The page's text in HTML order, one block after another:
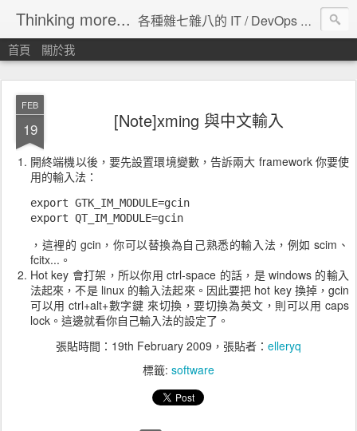
Thinking more... 各種雜七雜八的 IT / DevOps 工具 / 程式設計 / 雲端服務分享。
首頁 關於我
FEB
19 [Note]xming 與中文輸入
開終端機以後，要先設置環境變數，告訴兩大 framework 你要使
用的輸入法：
export GTK_IM_MODULE=gcin
export QT_IM_MODULE=gcin
，這裡的 gcin，你可以替換為自己熟悉的輸入法，例如 scim、
fcitx...。
Hot key 會打架，所以你用 ctrl-space 的話，是 windows 的輸入
法起來，不是 linux 的輸入法起來。因此要把 hot key 換掉，gcin
可以用 ctrl+alt+數字鍵 來切換，要切換為英文，則可以用 caps
lock。這邊就看你自己輸入法的設定了。
張貼時間： 19th February 2009 ，張貼者： elleryq
標籤: software